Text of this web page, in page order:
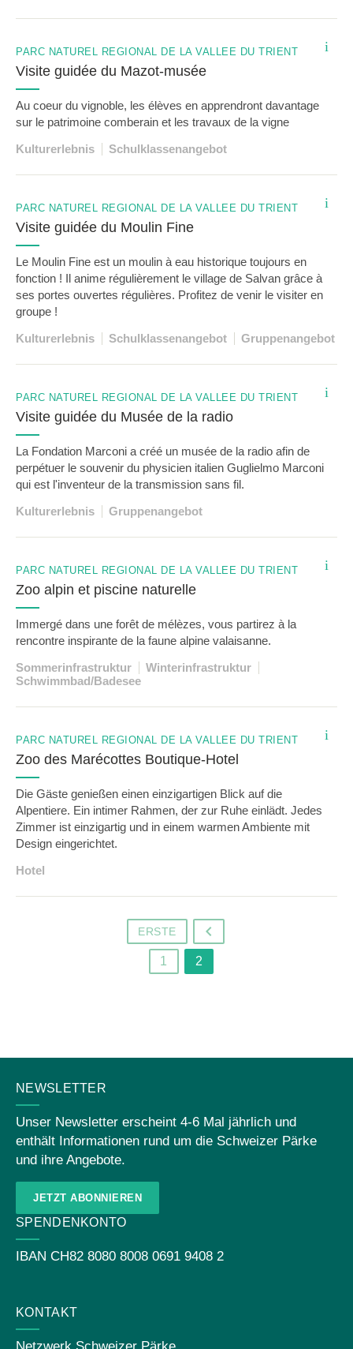
i
PARC NATUREL RÉGIONAL DE LA VALLÉE DU TRIENT
Visite guidée du Mazot-musée
Au coeur du vignoble, les élèves en apprendront davantage
sur le patrimoine comberain et les travaux de la vigne
Kulturerlebnis Schulklassenangebot
i
PARC NATUREL RÉGIONAL DE LA VALLÉE DU TRIENT
Visite guidée du Moulin Fine
Le Moulin Fine est un moulin à eau historique toujours en
fonction ! Il anime régulièrement le village de Salvan grâce à
ses portes ouvertes régulières. Profitez de venir le visiter en
groupe !
Kulturerlebnis Schulklassenangebot Gruppenangebot
i
PARC NATUREL RÉGIONAL DE LA VALLÉE DU TRIENT
Visite guidée du Musée de la radio
La Fondation Marconi a créé un musée de la radio afin de
perpétuer le souvenir du physicien italien Guglielmo Marconi
qui est l'inventeur de la transmission sans fil.
Kulturerlebnis Gruppenangebot
i
PARC NATUREL RÉGIONAL DE LA VALLÉE DU TRIENT
Zoo alpin et piscine naturelle
Immergé dans une forêt de mélèzes, vous partirez à la
rencontre inspirante de la faune alpine valaisanne.
Sommerinfrastruktur
Winterinfrastruktur
Schwimmbad/Badesee
i
PARC NATUREL RÉGIONAL DE LA VALLÉE DU TRIENT
Zoo des Marécottes Boutique-Hotel
Die Gäste genießen einen einzigartigen Blick auf die
Alpentiere. Ein intimer Rahmen, der zur Ruhe einlädt. Jedes
Zimmer ist einzigartig und in einem warmen Ambiente mit
Design eingerichtet.
Hotel
ERSTE o
1 2
KONTAKT
NEWSLETTER
Unser Newsletter erscheint 4-6 Mal jährlich und
enthält Informationen rund um die Schweizer Pärke
und ihre Angebote.
JETZT ABONNIEREN
SPENDENKONTO
IBAN CH82 8080 8008 0691 9408 2
KONTAKT